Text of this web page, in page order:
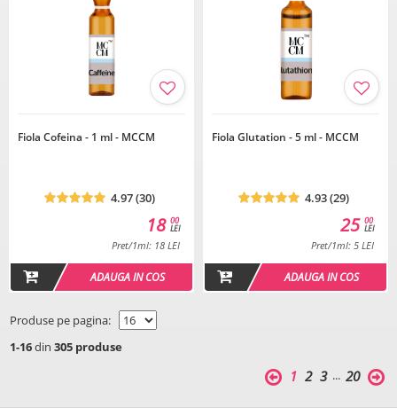
Fiola Cofeina - 1 ml - MCCM
4.97 (30)
00
LEI
18
Pret/1ml: 18 LEI
ADAUGA IN COS
Fiola Glutation - 5 ml - MCCM
4.93 (29)
00
LEI
25
Pret/1ml: 5 LEI
ADAUGA IN COS
Produse pe pagina:
1-16din 305 produse
1 2 3 ... 20